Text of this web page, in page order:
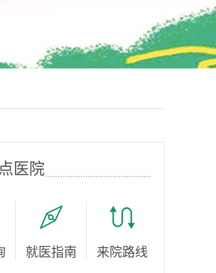
医院
就医指南 来院路线